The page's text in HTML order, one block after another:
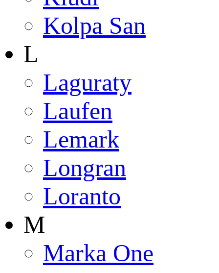
Kolpa San
L
Laguraty
Laufen
Lemark
Longran
Loranto
M
Marka One